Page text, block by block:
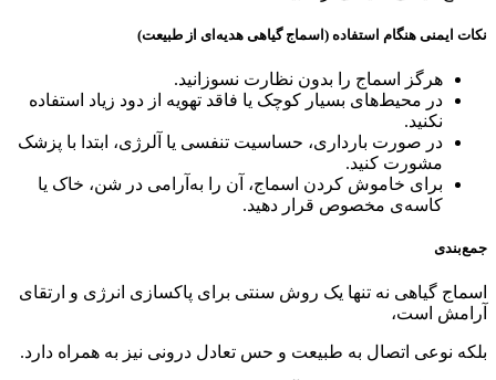
نکات ایمنی هنگام استفاده (اسماج گیاهی هدیه‌ای از طبیعت)
هرگز اسماج را بدون نظارت نسوزانید.
در محیط‌های بسیار کوچک یا فاقد تهویه از دود زیاد استفاده
نکنید.
در صورت بارداری، حساسیت تنفسی یا آلرژی، ابتدا با پزشک
مشورت کنید.
برای خاموش کردن اسماج، آن را به‌آرامی در شن، خاک یا
کاسه‌ی مخصوص قرار دهید.
جمع‌بندی
اسماج گیاهی نه تنها یک روش سنتی برای پاکسازی انرژی و ارتقای
آرامش است،
بلکه نوعی اتصال به طبیعت و حس تعادل درونی نیز به همراه دارد.